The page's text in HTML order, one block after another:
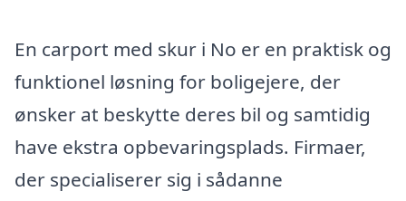
En carport med skur i No er en praktisk og
funktionel løsning for boligejere, der
ønsker at beskytte deres bil og samtidig
have ekstra opbevaringsplads. Firmaer,
der specialiserer sig i sådanne